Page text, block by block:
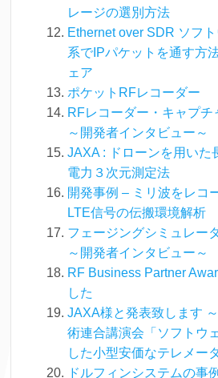
レージの選別方法
Ethernet over SDR ソフ
系でIPパケットを通す方
ェア
ポケットRFレコーダー
RFレコーダー・キャプチ
～開発者インタビュー～
JAXA : ドローンを用いた
電力３次元測定法
開発事例 – ミリ波をレコ
LTE信号の伝搬環境解析
フェージングシミュレー
～開発者インタビュー～
RF Business Partner
した
JAXA様と発表致します
術連合講演会「ソフトウ
した小型安価なテレメー
ドルフィンシステムの事